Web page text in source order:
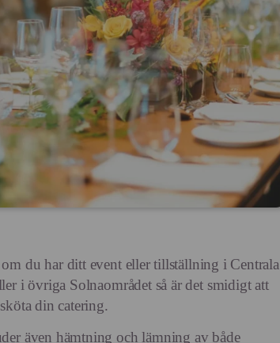
om du har ditt event eller tillställning i Centrala
i övriga Solnaområdet så är det smidigt att
din catering.
även hämtning och lämning av både